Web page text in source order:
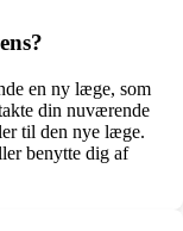
en ny læge, som
din nuværende
til den nye læge.
benytte dig af